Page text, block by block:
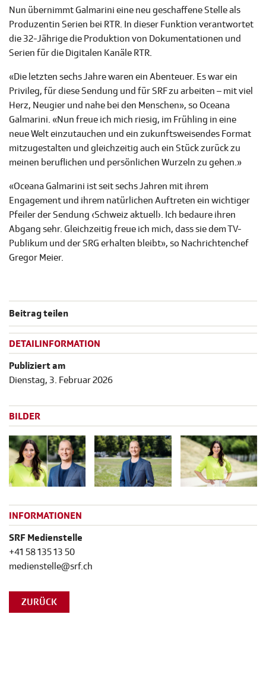
Nun übernimmt Galmarini eine neu geschaffene Stelle als
Produzentin Serien bei RTR. In dieser Funktion verantwortet
die 32-Jährige die Produktion von Dokumentationen und
Serien für die Digitalen Kanäle RTR.
«Die letzten sechs Jahre waren ein Abenteuer. Es war ein
Privileg, für diese Sendung und für SRF zu arbeiten – mit viel
Herz, Neugier und nahe bei den Menschen», so Oceana
Galmarini. «Nun freue ich mich riesig, im Frühling in eine
neue Welt einzutauchen und ein zukunftsweisendes Format
mitzugestalten und gleichzeitig auch ein Stück zurück zu
meinen beruflichen und persönlichen Wurzeln zu gehen.»
«Oceana Galmarini ist seit sechs Jahren mit ihrem
Engagement und ihrem natürlichen Auftreten ein wichtiger
Pfeiler der Sendung ‹Schweiz aktuell›. Ich bedaure ihren
Abgang sehr. Gleichzeitig freue ich mich, dass sie dem TV-
Publikum und der SRG erhalten bleibt», so Nachrichtenchef
Gregor Meier.
Beitrag teilen
DETAILINFORMATION
Publiziert am
Dienstag, 3. Februar 2026
BILDER
INFORMATIONEN
SRF Medienstelle
+41 58 135 13 50
medienstelle@srf.ch
ZURÜCK